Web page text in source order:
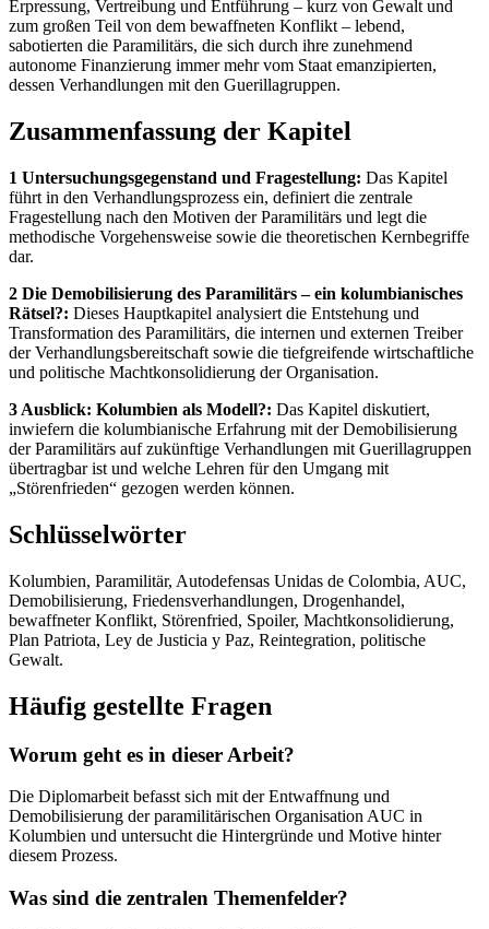
Erpressung, Vertreibung und Entführung – kurz von Gewalt und
zum großen Teil von dem bewaffneten Konflikt – lebend,
sabotierten die Paramilitärs, die sich durch ihre zunehmend
autonome Finanzierung immer mehr vom Staat emanzipierten,
dessen Verhandlungen mit den Guerillagruppen.
Zusammenfassung der Kapitel
1 Untersuchungsgegenstand und Fragestellung: Das Kapitel
führt in den Verhandlungsprozess ein, definiert die zentrale
Fragestellung nach den Motiven der Paramilitärs und legt die
methodische Vorgehensweise sowie die theoretischen Kernbegriffe
dar.
2 Die Demobilisierung des Paramilitärs – ein kolumbianisches
Rätsel?: Dieses Hauptkapitel analysiert die Entstehung und
Transformation des Paramilitärs, die internen und externen Treiber
der Verhandlungsbereitschaft sowie die tiefgreifende wirtschaftliche
und politische Machtkonsolidierung der Organisation.
3 Ausblick: Kolumbien als Modell?: Das Kapitel diskutiert,
inwiefern die kolumbianische Erfahrung mit der Demobilisierung
der Paramilitärs auf zukünftige Verhandlungen mit Guerillagruppen
übertragbar ist und welche Lehren für den Umgang mit
„Störenfrieden“ gezogen werden können.
Schlüsselwörter
Kolumbien, Paramilitär, Autodefensas Unidas de Colombia, AUC,
Demobilisierung, Friedensverhandlungen, Drogenhandel,
bewaffneter Konflikt, Störenfried, Spoiler, Machtkonsolidierung,
Plan Patriota, Ley de Justicia y Paz, Reintegration, politische
Gewalt.
Häufig gestellte Fragen
Worum geht es in dieser Arbeit?
Die Diplomarbeit befasst sich mit der Entwaffnung und
Demobilisierung der paramilitärischen Organisation AUC in
Kolumbien und untersucht die Hintergründe und Motive hinter
diesem Prozess.
Was sind die zentralen Themenfelder?